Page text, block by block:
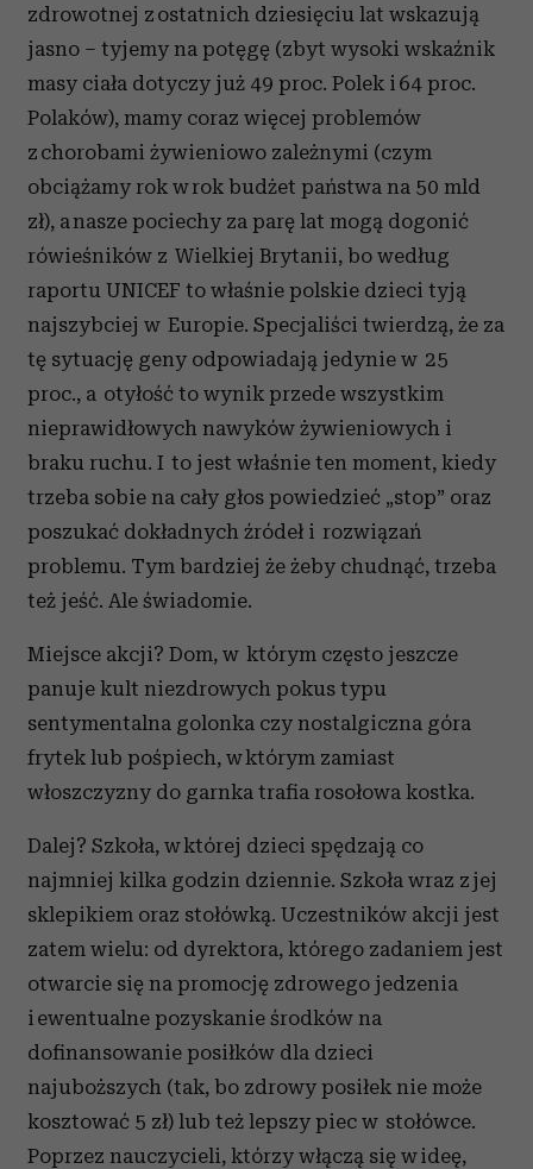
zdrowotnej z ostatnich dziesięciu lat wskazują
jasno – tyjemy na potęgę (zbyt wysoki wskaźnik
masy ciała dotyczy już 49 proc. Polek i 64 proc.
Polaków), mamy coraz więcej problemów
z chorobami żywieniowo zależnymi (czym
obciążamy rok w rok budżet państwa na 50 mld
zł), a nasze pociechy za parę lat mogą dogonić
rówieśników z Wielkiej Brytanii, bo według
raportu UNICEF to właśnie polskie dzieci tyją
najszybciej w Europie. Specjaliści twierdzą, że za
tę sytuację geny odpowiadają jedynie w 25
proc., a otyłość to wynik przede wszystkim
nieprawidłowych nawyków żywieniowych i
braku ruchu. I to jest właśnie ten moment, kiedy
trzeba sobie na cały głos powiedzieć „stop” oraz
poszukać dokładnych źródeł i rozwiązań
problemu. Tym bardziej że żeby chudnąć, trzeba
też jeść. Ale świadomie.
Miejsce akcji? Dom, w którym często jeszcze
panuje kult niezdrowych pokus typu
sentymentalna golonka czy nostalgiczna góra
frytek lub pośpiech, w którym zamiast
włoszczyzny do garnka trafia rosołowa kostka.
Dalej? Szkoła, w której dzieci spędzają co
najmniej kilka godzin dziennie. Szkoła wraz z jej
sklepikiem oraz stołówką. Uczestników akcji jest
zatem wielu: od dyrektora, którego zadaniem jest
otwarcie się na promocję zdrowego jedzenia
i ewentualne pozyskanie środków na
dofinansowanie posiłków dla dzieci
najuboższych (tak, bo zdrowy posiłek nie może
kosztować 5 zł) lub też lepszy piec w stołówce.
Poprzez nauczycieli, którzy włączą się w ideę,